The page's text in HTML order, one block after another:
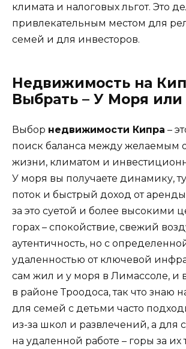
климата и налоговых льгот. Это
привлекательным местом для
семей и для инвесторов.
Недвижимость на
Выбрать – У Моря или
Выбор недвижимости Кипра –
поиск баланса между желаемым
жизни, климатом и
У моря вы получаете динамику,
поток и быстрый доход от
за это суетой и более высокими
горах – спокойствие, свежий
аутентичность, но с
удаленностью от ключевой
сам жил и у моря в Лимассоле, и
в районе Троодоса, так что знаю
для семей с детьми часто
из-за школ и развлечений, а для
на удаленной работе – горы за